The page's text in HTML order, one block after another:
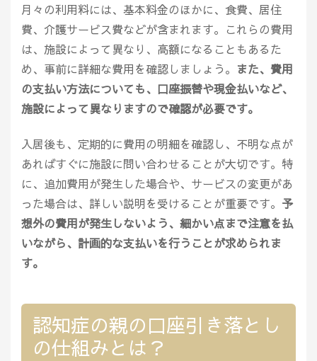
月々の利用料には、基本料金のほかに、食費、居住
費、介護サービス費などが含まれます。これらの費用
は、施設によって異なり、高額になることもあるた
め、事前に詳細な費用を確認しましょう。 また、費用
の支払い方法についても、口座振替や現金払いなど、
施設によって異なりますので確認が必要です。
入居後も、定期的に費用の明細を確認し、不明な点が
あればすぐに施設に問い合わせることが大切です。特
に、追加費用が発生した場合や、サービスの変更があ
った場合は、詳しい説明を受けることが重要です。 予
想外の費用が発生しないよう、細かい点まで注意を払
いながら、計画的な支払いを行うことが求められま
す。
認知症の親の口座引き落とし
の仕組みとは？